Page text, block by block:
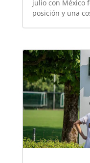
julio con México
posición y una